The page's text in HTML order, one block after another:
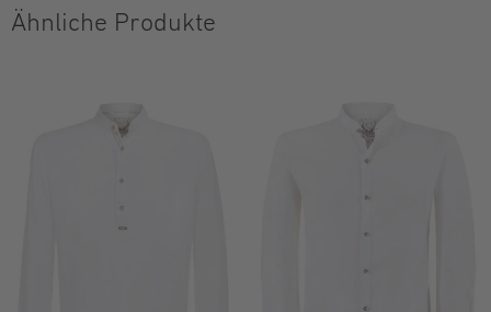
Ähnliche Produkte